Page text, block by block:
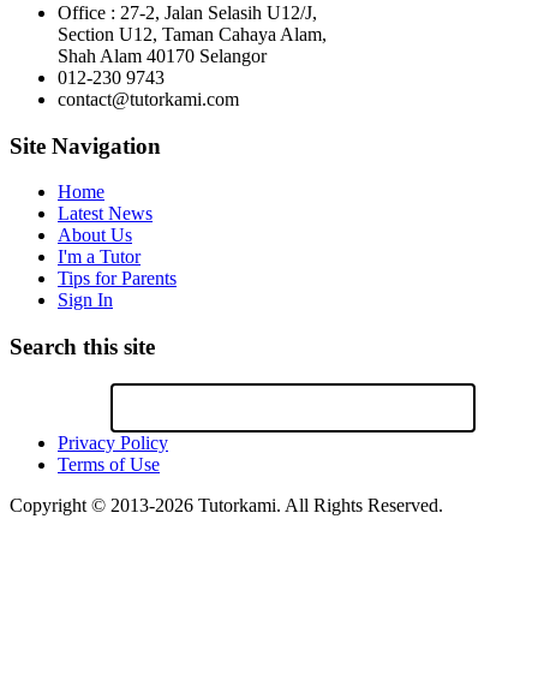
Office : 27-2, Jalan Selasih U12/J,
Section U12, Taman Cahaya Alam,
Shah Alam 40170 Selangor
012-230 9743
contact@tutorkami.com
Site Navigation
Home
Latest News
About Us
I'm a Tutor
Tips for Parents
Sign In
Search this site
Privacy Policy
Terms of Use
Copyright © 2013-2026 Tutorkami. All Rights Reserved.